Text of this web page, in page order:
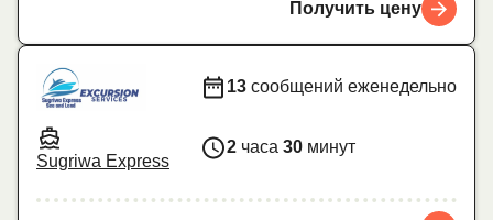
Получить цену
Sugriwa Express
13 сообщений еженедельно
2 часа 30 минут